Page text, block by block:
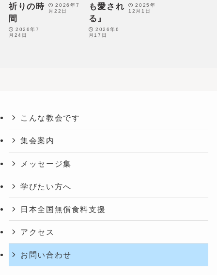
祈りの時
間
2026年7
月24日
2026年7
月22日
も愛され
る』
2026年6
月17日
2025年
12月1日
こんな教会です
集会案内
メッセージ集
学びたい方へ
日本全国無償食料支援
アクセス
お問い合わせ